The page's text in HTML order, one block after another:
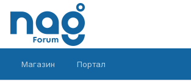
Магазин Портал